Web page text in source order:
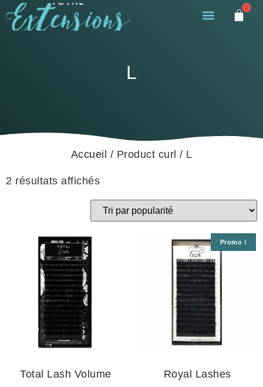
0
L
Accueil / Product curl / L
2 résultats affichés
Total Lash Volume
Promo !
Royal Lashes